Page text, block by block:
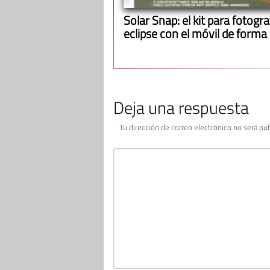
Solar Snap: el kit para
eclipse con el móvil de
Deja una respuesta
Tu dirección de correo electrónico no será